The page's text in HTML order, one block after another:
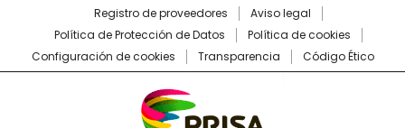
Registro de proveedores
Aviso legal
Política de Protección de Datos
Política de cookies
Configuración de cookies
Transparencia Código Ético